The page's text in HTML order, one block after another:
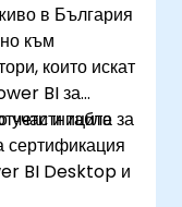
в България
към
които искат
BI за
и табла за
сертификация
участниците
BI Desktop и